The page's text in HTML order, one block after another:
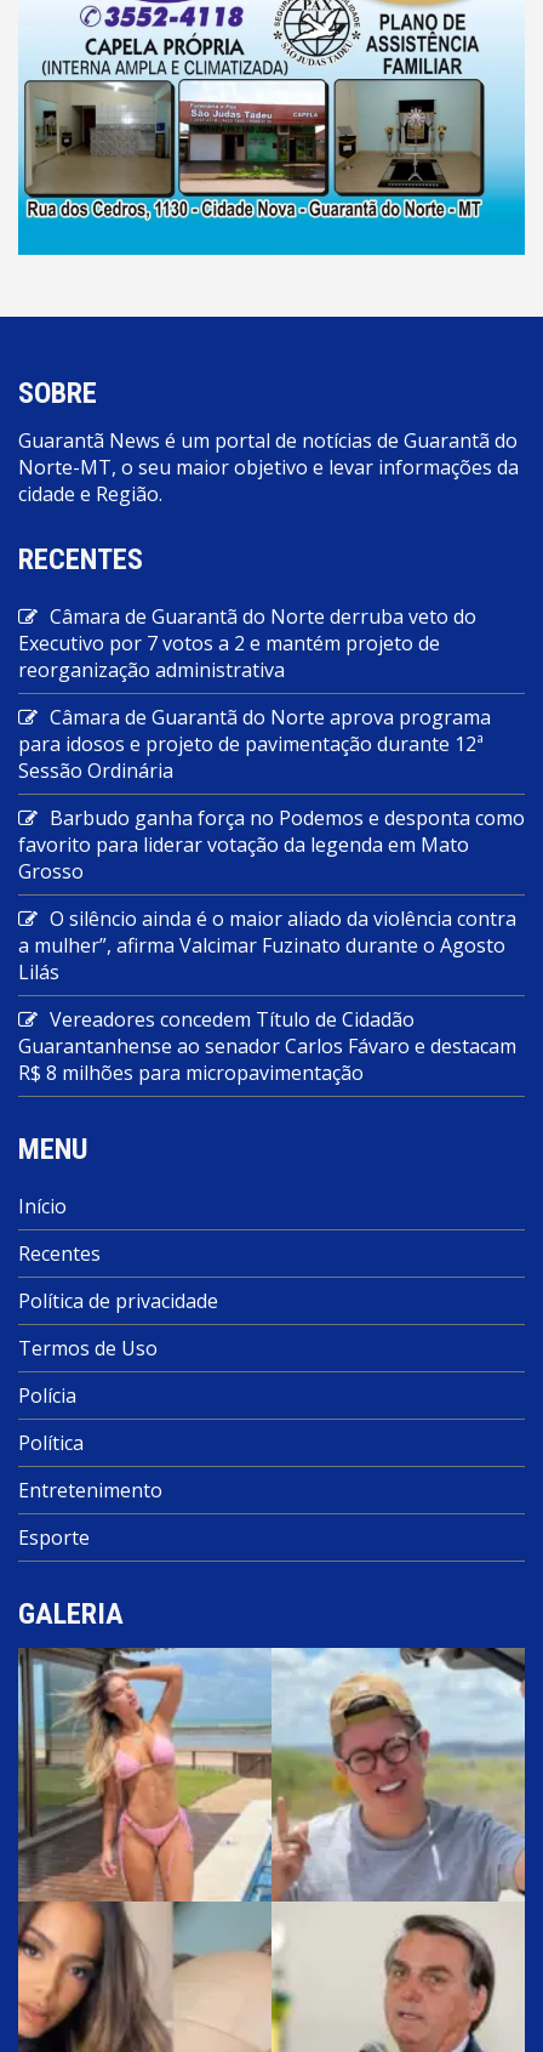
SOBRE
Guarantã News é um portal de notícias de Guarantã do
Norte-MT, o seu maior objetivo e levar informações da
cidade e Região.
RECENTES
Câmara de Guarantã do Norte derruba veto do
Executivo por 7 votos a 2 e mantém projeto de
reorganização administrativa
Câmara de Guarantã do Norte aprova programa
para idosos e projeto de pavimentação durante 12ª
Sessão Ordinária
Barbudo ganha força no Podemos e desponta como
favorito para liderar votação da legenda em Mato
Grosso
O silêncio ainda é o maior aliado da violência contra
a mulher”, afirma Valcimar Fuzinato durante o Agosto
Lilás
Vereadores concedem Título de Cidadão
Guarantanhense ao senador Carlos Fávaro e destacam
R$ 8 milhões para micropavimentação
MENU
Início
Recentes
Política de privacidade
Termos de Uso
Polícia
Política
Entretenimento
Esporte
GALERIA